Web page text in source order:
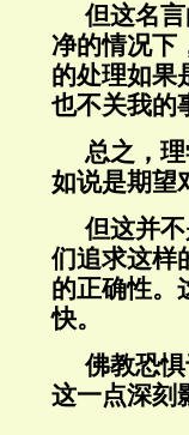
但这名
净的情况下
的处理如果
也不关我的
总之，
如说是期望
但这并
们追求这样
的正确性。
快。
佛教恐
这一点深刻